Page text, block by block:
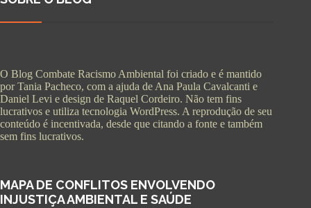
O Blog Combate Racismo Ambiental foi criado e é mantido
por Tania Pacheco, com a ajuda de Ana Paula Cavalcanti e
Daniel Levi e design de Raquel Cordeiro. Não tem fins
lucrativos e utiliza tecnologia WordPress. A reprodução de seu
conteúdo é incentivada, desde que citando a fonte e também
sem fins lucrativos.
MAPA DE CONFLITOS ENVOLVENDO
INJUSTIÇA AMBIENTAL E SAÚDE